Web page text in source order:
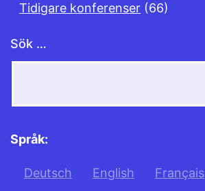
Tidigare konferenser (66)
Sök …
Språk:
Deutsch English Français